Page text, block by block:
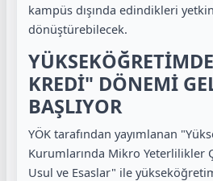
kampüs dışında edindikleri
dönüştürebilecek.
KREDİ" DÖNEMİ
BAŞLIYOR
YÖK tarafından yayımlanan
Kurumlarında Mikro Yeterlilikler
Usul ve Esaslar" ile